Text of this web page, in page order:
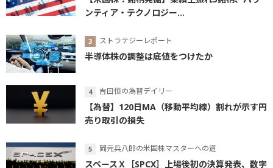
ンティア・テクノロジー...
ストラテジーレポート
半導体株の調整は底値をつけたか
吉田恒の為替デイリー
【為替】120日MA（移動平均線）割れが示す円
売り取引の損失
岡元兵八郎の米国株マスターへの道
スペースＸ［SPCX］上場後初の決算発表、数字